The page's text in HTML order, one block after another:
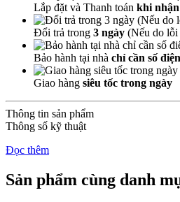
Lắp đặt và Thanh toán khi
Đổi trả trong 3 ngày (Nếu do
Bảo hành tại nhà chỉ cần số
Giao hàng siêu tốc trong ngày
Thông tin sản phẩm
Thông số kỹ thuật
Đọc thêm
Sản phẩm cùng danh